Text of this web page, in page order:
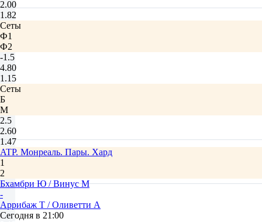
2.00
1.82
Сеты
Ф1
Ф2
-1.5
4.80
1.15
Сеты
Б
М
2.5
2.60
1.47
ATP. Монреаль. Пары. Хард
1
2
Бхамбри Ю / Винус М
-
Аррибаж Т / Оливетти А
Сегодня в 21:00